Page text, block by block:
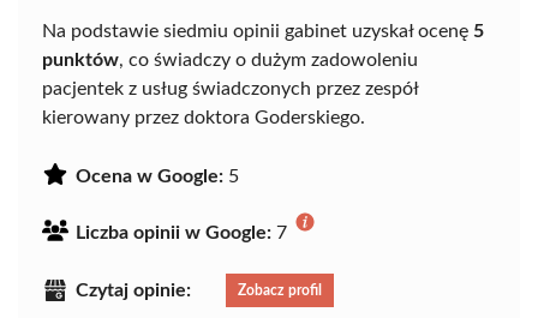
Na podstawie siedmiu opinii gabinet uzyskał ocenę 5
punktów, co świadczy o dużym zadowoleniu
pacjentek z usług świadczonych przez zespół
kierowany przez doktora Goderskiego.
Ocena w Google: 5
Liczba opinii w Google: 7
Czytaj opinie: Zobacz profil